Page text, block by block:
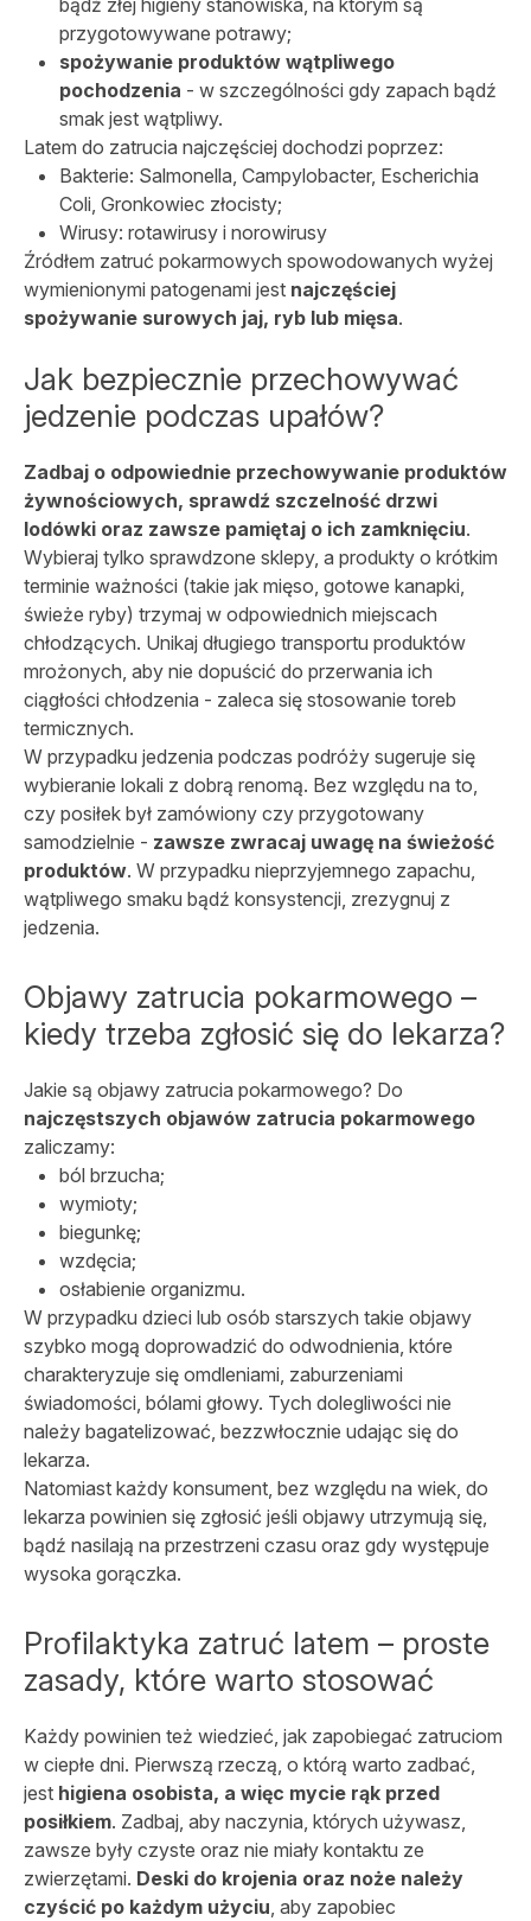
przygotowywane potrawy;
spożywanie produktów wątpliwego
pochodzenia - w szczególności gdy zapach bądź
smak jest wątpliwy.
Latem do zatrucia najczęściej dochodzi poprzez:
Bakterie: Salmonella, Campylobacter, Escherichia
Coli, Gronkowiec złocisty;
Wirusy: rotawirusy i norowirusy
Źródłem zatruć pokarmowych spowodowanych wyżej
wymienionymi patogenami jest najczęściej
spożywanie surowych jaj, ryb lub mięsa.
Jak bezpiecznie przechowywać
jedzenie podczas upałów?
Zadbaj o odpowiednie przechowywanie produktów
żywnościowych, sprawdź szczelność drzwi
lodówki oraz zawsze pamiętaj o ich zamknięciu.
Wybieraj tylko sprawdzone sklepy, a produkty o krótkim
terminie ważności (takie jak mięso, gotowe kanapki,
świeże ryby) trzymaj w odpowiednich miejscach
chłodzących. Unikaj długiego transportu produktów
mrożonych, aby nie dopuścić do przerwania ich
ciągłości chłodzenia - zaleca się stosowanie toreb
termicznych.
W przypadku jedzenia podczas podróży sugeruje się
wybieranie lokali z dobrą renomą. Bez względu na to,
czy posiłek był zamówiony czy przygotowany
samodzielnie - zawsze zwracaj uwagę na świeżość
produktów. W przypadku nieprzyjemnego zapachu,
wątpliwego smaku bądź konsystencji, zrezygnuj z
jedzenia.
Objawy zatrucia pokarmowego –
kiedy trzeba zgłosić się do lekarza?
Jakie są objawy zatrucia pokarmowego? Do
najczęstszych objawów zatrucia pokarmowego
zaliczamy:
ból brzucha;
wymioty;
biegunkę;
wzdęcia;
osłabienie organizmu.
W przypadku dzieci lub osób starszych takie objawy
szybko mogą doprowadzić do odwodnienia, które
charakteryzuje się omdleniami, zaburzeniami
świadomości, bólami głowy. Tych dolegliwości nie
należy bagatelizować, bezzwłocznie udając się do
lekarza.
Natomiast każdy konsument, bez względu na wiek, do
lekarza powinien się zgłosić jeśli objawy utrzymują się,
bądź nasilają na przestrzeni czasu oraz gdy występuje
wysoka gorączka.
Profilaktyka zatruć latem – proste
zasady, które warto stosować
Każdy powinien też wiedzieć, jak zapobiegać zatruciom
w ciepłe dni. Pierwszą rzeczą, o którą warto zadbać,
jest higiena osobista, a więc mycie rąk przed
posiłkiem. Zadbaj, aby naczynia, których używasz,
zawsze były czyste oraz nie miały kontaktu ze
zwierzętami. Deski do krojenia oraz noże należy
czyścić po każdym użyciu , aby zapobiec